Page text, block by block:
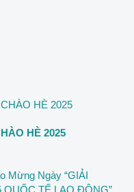
HÈ 2025